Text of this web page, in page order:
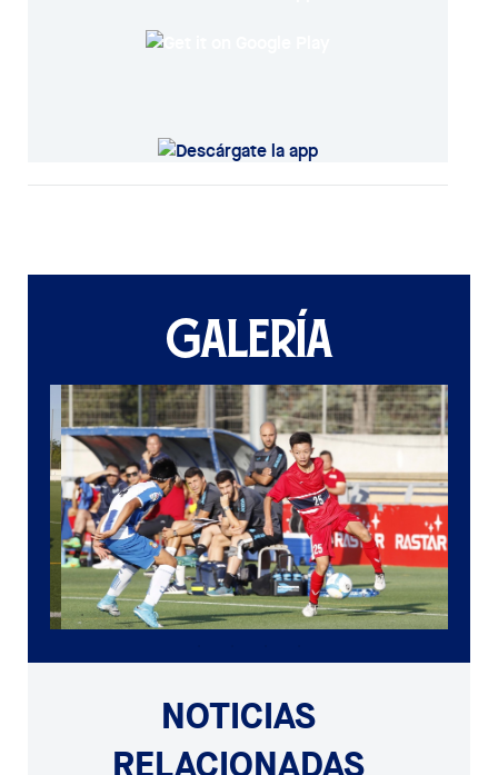
GALERÍA
NOTICIAS
RELACIONADAS